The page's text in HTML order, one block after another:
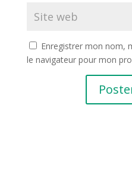
Enregistrer mon nom,
le navigateur pour mon